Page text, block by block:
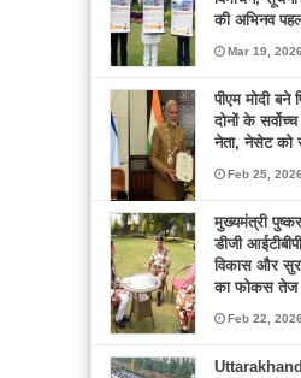
की अभिनव
Mar 19, 2026
पीएम मोदी
दोनों के
नेता, नेसेट को
Feb 25, 2026
मुख्यमंत्री
डीजी
विकास और
का फोकस तेज
Feb 22, 2026
Uttarakhand